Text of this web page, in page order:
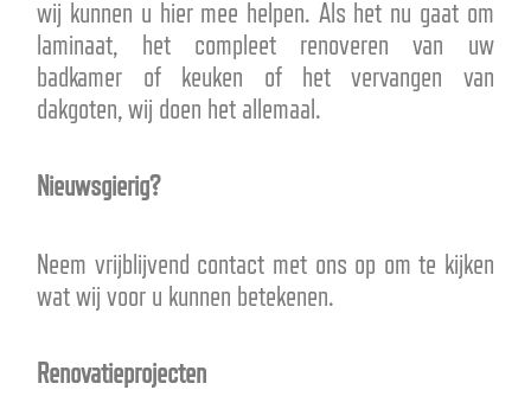
wij kunnen u hier mee helpen. Als het nu gaat om
laminaat, het compleet renoveren van uw
badkamer of keuken of het vervangen van
dakgoten, wij doen het allemaal.
Nieuwsgierig?
Neem vrijblijvend contact met ons op om te kijken
wat wij voor u kunnen betekenen.
Renovatieprojecten